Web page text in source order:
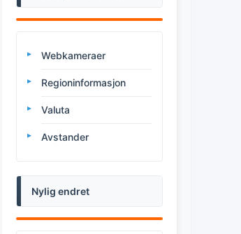
Webkameraer
Regioninformasjon
Valuta
Avstander
Nylig endret